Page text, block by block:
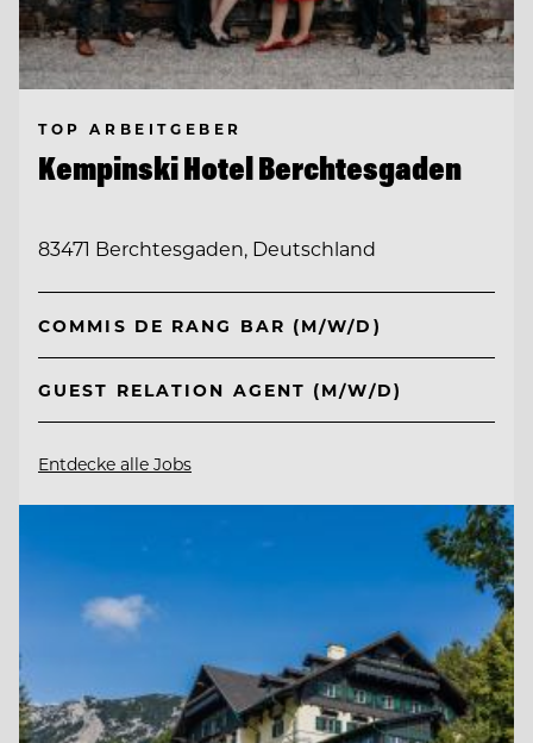
TOP ARBEITGEBER
Kempinski Hotel Berchtesgaden
83471 Berchtesgaden, Deutschland
COMMIS DE RANG BAR (M/W/D)
GUEST RELATION AGENT (M/W/D)
Entdecke alle Jobs